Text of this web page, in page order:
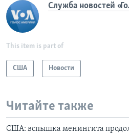
Служба новостей
This item is part of
США Новости
Читайте также
США: вспышка менингита